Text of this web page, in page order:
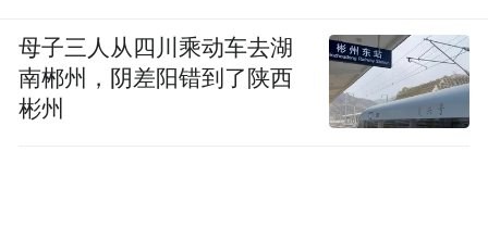
母子三人从四川乘动车去湖
南郴州，阴差阳错到了陕西
彬州